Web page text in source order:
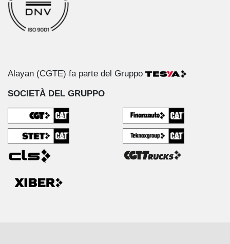
Alayan (CGTE) fa parte del Gruppo
SOCIETÀ DEL GRUPPO